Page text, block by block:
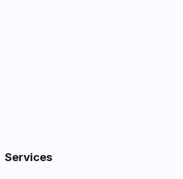
Services